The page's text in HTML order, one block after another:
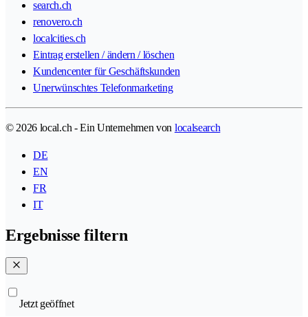
search.ch
renovero.ch
localcities.ch
Eintrag erstellen / ändern / löschen
Kundencenter für Geschäftskunden
Unerwünschtes Telefonmarketing
© 2026 local.ch - Ein Unternehmen von localsearch
DE
EN
FR
IT
Ergebnisse filtern
Jetzt geöffnet